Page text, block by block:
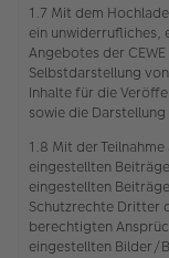
1.7 Mit dem
ein unwiderrufliches,
Angebotes der
Selbstdarstellung
Inhalte für die
sowie die
1.8 Mit der
eingestellten
eingestellten
Schutzrechte Dritter
berechtigten
eingestellten Bilder/